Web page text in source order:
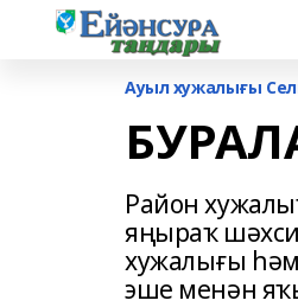
Ауыл хужалығы
Район
яңыраҡ
хужалығы
эше менән